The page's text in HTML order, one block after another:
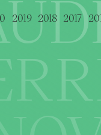
2019 2018 2017